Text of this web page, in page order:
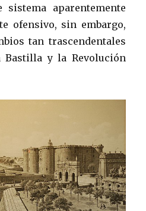
aparentemente
ofensivo, sin embargo,
tan trascendentales
y la Revolución